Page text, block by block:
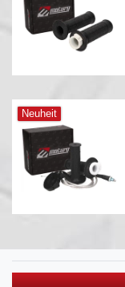
Neuheit